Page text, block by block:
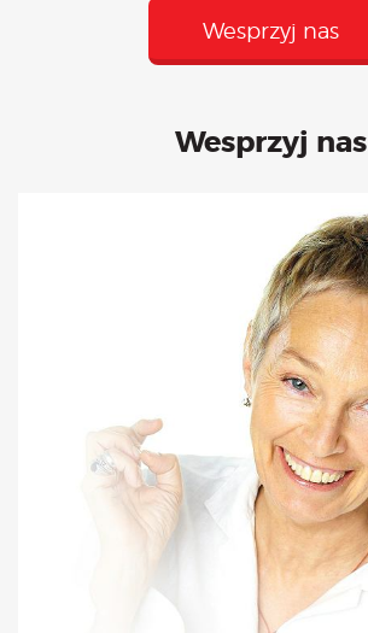
Wesprzyj nas
Wesprzyj nas